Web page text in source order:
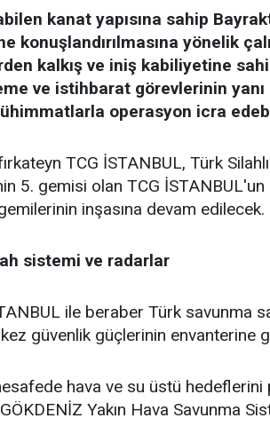
kanat yapısına sahip
konuşlandırılmasına yönelik
kalkış ve iniş kabiliyetine
ve istihbarat görevlerinin yanı
operasyon icra
TCG İSTANBUL, Türk
5. gemisi olan TCG İSTANBUL'un
inşasına devam edilecek.
sistemi ve radarlar
ile beraber Türk savunma
güvenlik güçlerinin envanterine
hava ve su üstü
Yakın Hava Savunma